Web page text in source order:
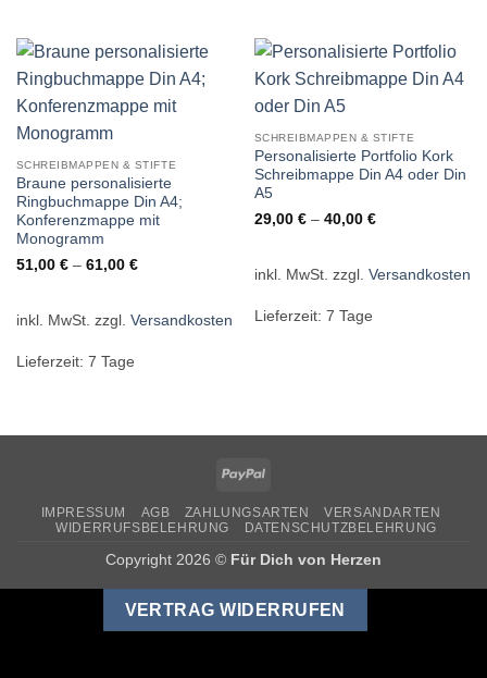
SCHREIBMAPPEN & STIFTE
Braune personalisierte
Ringbuchmappe Din A4;
Konferenzmappe mit
Monogramm
51,00 €– 61,00 €
inkl. MwSt. zzgl. Versandkosten
Lieferzeit: 7 Tage
SCHREIBMAPPEN & STIFTE
Personalisierte Portfolio Kork
Schreibmappe Din A4 oder Din
A5
29,00 €– 40,00 €
inkl. MwSt. zzgl. Versandkosten
Lieferzeit: 7 Tage
PayPal
IMPRESSUM AGB ZAHLUNGSARTEN
VERSANDARTEN
WIDERRUFSBELEHRUNG
DATENSCHUTZBELEHRUNG
Copyright 2026 © Für Dich von Herzen
VERTRAG WIDERRUFEN